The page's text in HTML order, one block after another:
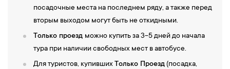
посадочные места на последнем ряду, а также перед
вторым выходом могут быть не откидными.
Только проезд можно купить за 3-5 дней до начала
тура при наличии свободных мест в автобусе.
Для туристов, купившихТолько Проезд(посадка,